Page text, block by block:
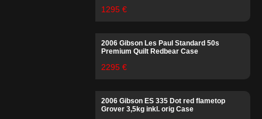
1295 €
2006 Gibson Les Paul Standard 50s
Premium Quilt Redbear Case
2295 €
2006 Gibson ES 335 Dot red flametop
Grover 3,5kg inkl. orig Case